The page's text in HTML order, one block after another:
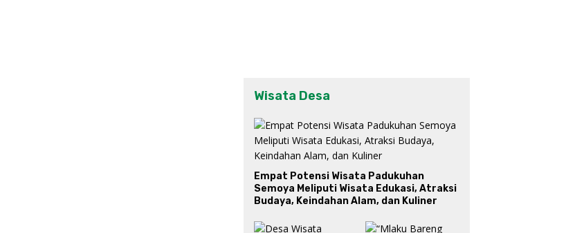
Wisata Desa
Empat Potensi Wisata Padukuhan
Semoya Meliputi Wisata Edukasi, Atraksi
Budaya, Keindahan Alam, dan Kuliner